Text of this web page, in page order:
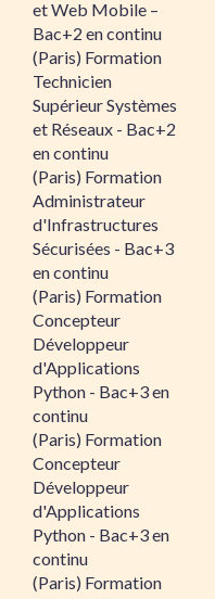
et Web Mobile –
Bac+2 en continu
(Paris) Formation
Technicien
Supérieur Systèmes
et Réseaux - Bac+2
en continu
(Paris) Formation
Administrateur
d'Infrastructures
Sécurisées - Bac+3
en continu
(Paris) Formation
Concepteur
Développeur
d'Applications
Python - Bac+3 en
continu
(Paris) Formation
Concepteur
Développeur
d'Applications
Python - Bac+3 en
continu
(Paris) Formation